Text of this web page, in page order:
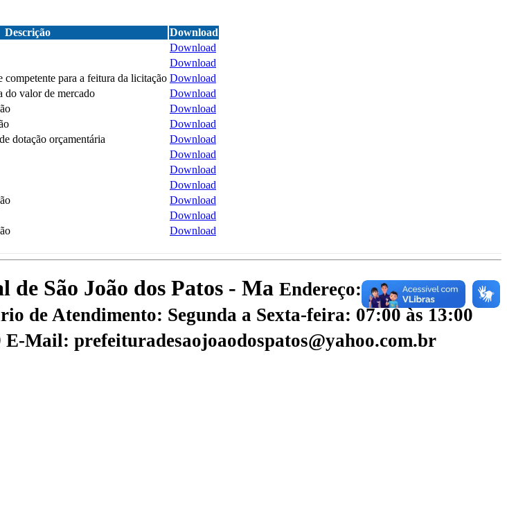
Descrição
Download
Download
Download
competente para a feitura da licitação Download
do valor de mercado
Download
Download
Download
dotação orçamentária
Download
Download
Download
Download
Download
Download
Download
São João dos Patos - Ma Endereço: Av. Getúlio
de Atendimento: Segunda a Sexta-feira: 07:00 às 13:00
E-Mail: prefeituradesaojoaodospatos@yahoo.com.br